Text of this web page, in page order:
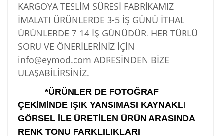
KARGOYA TESLİM SÜRESİ FABRİKAMIZ
İMALATI ÜRÜNLERDE 3-5 İŞ GÜNÜ İTHAL
ÜRÜNLERDE 7-14 İŞ GÜNÜDÜR. HER TÜRLÜ
SORU VE ÖNERİLERİNİZ İÇİN
info@eymod.com ADRESİNDEN BİZE
ULAŞABİLİRSİNİZ.
*ÜRÜNLER DE FOTOĞRAF
ÇEKİMİNDE IŞIK YANSIMASI KAYNAKLI
GÖRSEL İLE ÜRETİLEN ÜRÜN ARASINDA
RENK TONU FARKLILIKLARI